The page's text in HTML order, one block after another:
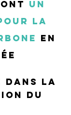
un
la
en
dans la
du